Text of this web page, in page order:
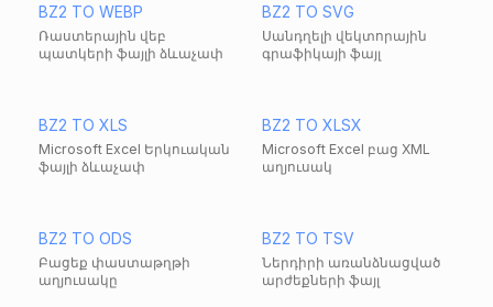
BZ2 TO WEBP
Ռաստերային վեբ
պատկերի ֆայլի ձևաչափ
BZ2 TO SVG
Սանդղելի վեկտորային
գրաֆիկայի ֆայլ
BZ2 TO XLS
Microsoft Excel Երկուական
ֆայլի ձևաչափ
BZ2 TO XLSX
Microsoft Excel բաց XML
աղյուսակ
BZ2 TO ODS
Բացեք փաստաթղթի
աղյուսակը
BZ2 TO TSV
Ներդիրի առանձնացված
արժեքների ֆայլ